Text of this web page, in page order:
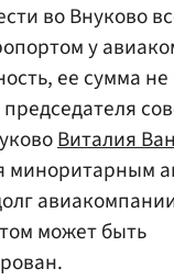
во Внуково
у
ее сумма
Виталия
миноритарным
может быть